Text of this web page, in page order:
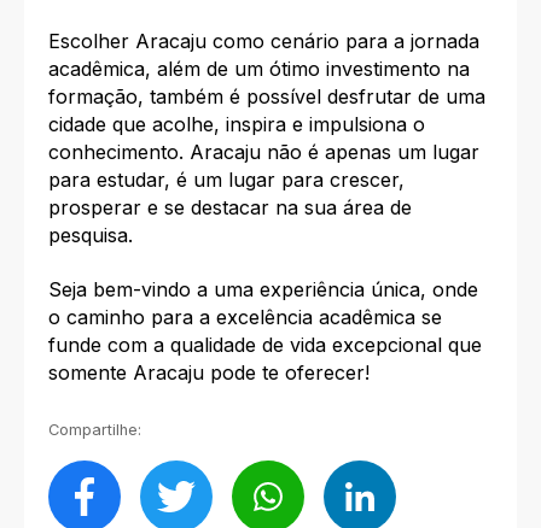
Escolher Aracaju como cenário para a jornada
acadêmica, além de um ótimo investimento na
formação, também é possível desfrutar de uma
cidade que acolhe, inspira e impulsiona o
conhecimento. Aracaju não é apenas um lugar
para estudar, é um lugar para crescer,
prosperar e se destacar na sua área de
pesquisa.
Seja bem-vindo a uma experiência única, onde
o caminho para a excelência acadêmica se
funde com a qualidade de vida excepcional que
somente Aracaju pode te oferecer!
Compartilhe: